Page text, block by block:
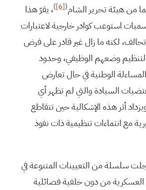
من هيئة تحرير الشام(
[6]
)، يقرّ هذا
استوعب كوادر خارجية لاعتبارات
لكنه ما زال غير قادر على فرض
لتنظيم وضعهم الوظيفي، وحدود
الوطنية في حال تعارض
السيادة والتي لم تظهر أي
أثر هذه الإشكالية حين تتقاطع
مع انتماءات تنظيمية ذات نفوذ
سلسلة من التعيينات المتنوعة في
من دون خلفية فصائلية